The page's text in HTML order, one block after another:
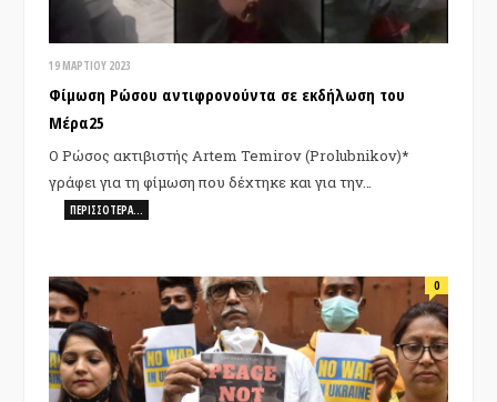
19 ΜΑΡΤΊΟΥ 2023
Φίμωση Ρώσου αντιφρονούντα σε εκδήλωση του
Mέρα25
Ο Ρώσος ακτιβιστής Artem Temirov (Prolubnikov)*
γράφει για τη φίμωση που δέχτηκε και για την…
ΠΕΡΙΣΣΌΤΕΡΑ…
0